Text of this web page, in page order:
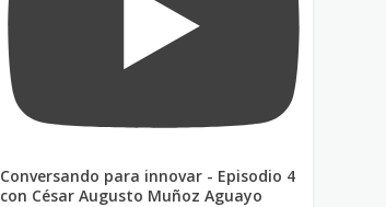
Conversando para innovar - Episodio 4
con César Augusto Muñoz Aguayo